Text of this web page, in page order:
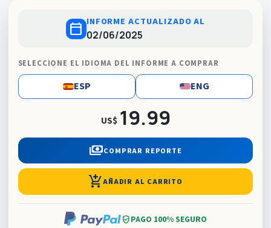
calendar_today INFORME ACTUALIZADO AL
02/06/2025
SELECCIONE EL IDIOMA DEL INFORME A COMPRAR
ESP ENG
US$ 19.99
paymentsCOMPRAR REPORTE
add_shopping_cartAÑADIR AL CARRITO
verified_userPAGO 100% SEGURO